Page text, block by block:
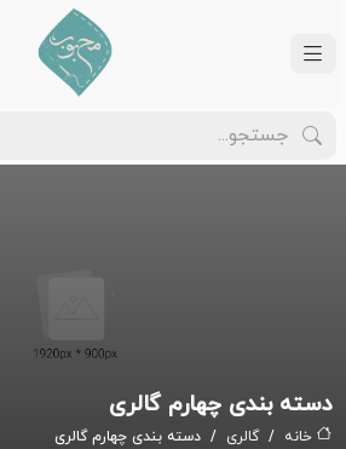
دسته بندی چهارم گالری
خانه گالری دسته بندی چهارم گالری